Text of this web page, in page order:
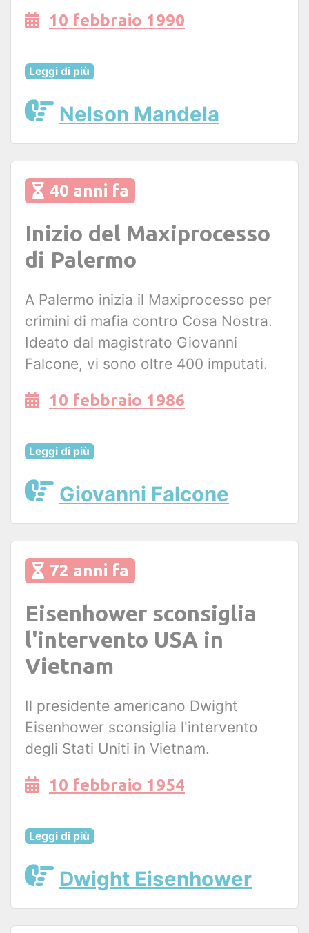
10 febbraio 1990
Leggi di più
Nelson Mandela
40 anni fa
Inizio del Maxiprocesso
di Palermo
A Palermo inizia il Maxiprocesso per
crimini di mafia contro Cosa Nostra.
Ideato dal magistrato Giovanni
Falcone, vi sono oltre 400 imputati.
10 febbraio 1986
Leggi di più
Giovanni Falcone
72 anni fa
Eisenhower sconsiglia
l'intervento USA in
Vietnam
Il presidente americano Dwight
Eisenhower sconsiglia l'intervento
degli Stati Uniti in Vietnam.
10 febbraio 1954
Leggi di più
Dwight Eisenhower